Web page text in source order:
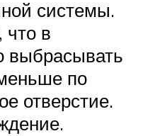
системы.
что в
выбрасывать
по
отверстие.